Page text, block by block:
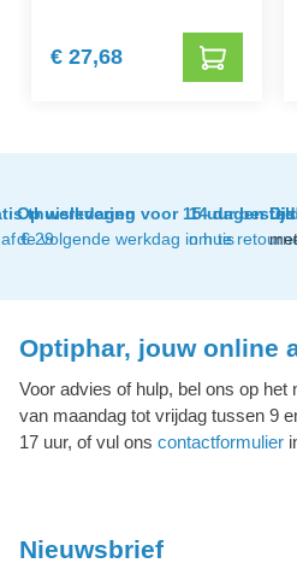
€ 27,68
thuislevering
€ 29
Op werkdagen voor 15 uur
de volgende werkdag in huis
14 dagen tijd
om te
Optiphar, jouw online
Voor advies of hulp, bel ons op het
van maandag tot vrijdag tussen 9
17 uur, of vul ons contactformulier
Nieuwsbrief